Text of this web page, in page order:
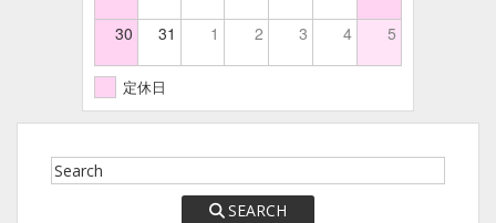
30 31 1 2 3 4 5
定休日
SEARCH